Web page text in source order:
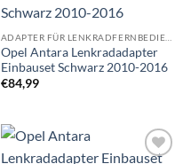
Wunschliste
Opel Antara Lenkradadapter
Einbauset Schwarz 2010-2016
€84,99